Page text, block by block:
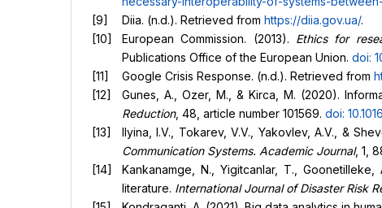
Diia. (n.d.). Retrieved from https://diia.gov.ua/.
European Commission. (2013). Ethics for
Publications Office of the European Union. doi:
Google Crisis Response. (n.d.). Retrieved from
Gunes, A., Ozer, M., & Kirca, M. (2020).
Reduction, 48, article number 101569. doi:
Ilyina, I.V., Tokarev, V.V., Yakovlev, A.V., &
Communication Systems. Academic Journal, 1,
Kankanamge, N., Yigitcanlar, T.,
literature. International Journal of Disaster Risk